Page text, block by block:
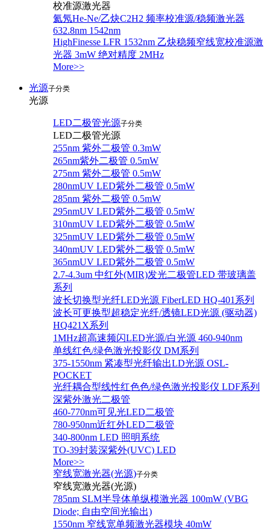
校准源激光器
氦氖He-Ne/乙炔C2H2 频率校准源/稳频激光器
632.8nm 1542nm
HighFinesse LFR 1532nm 乙炔稳频窄线宽校准源激
光器 3mW 绝对精度 2MHz
More>>
光源子分类
光源
LED二极管光源子分类
LED二极管光源
255nm 紫外二极管 0.3mW
265nm紫外二极管 0.5mW
275nm 紫外二极管 0.5mW
280nmUV LED紫外二极管 0.5mW
285nm 紫外二极管 0.5mW
295nmUV LED紫外二极管 0.5mW
310nmUV LED紫外二极管 0.5mW
325nmUV LED紫外二极管 0.5mW
340nmUV LED紫外二极管 0.5mW
365nmUV LED紫外二极管 0.5mW
2.7-4.3um 中红外(MIR)发光二极管LED 带玻璃盖
系列
波长切换型光纤LED光源 FiberLED HQ-401系列
波长可更换型超稳定光纤/透镜LED光源 (驱动器)
HQ421X系列
1MHz超高速频闪LED光源/白光源 460-940nm
单线红色/绿色激光投影仪 DM系列
375-1550nm 紧凑型光纤输出LD光源 OSL-
POCKET
光纤耦合型线性红色色/绿色激光投影仪 LDF系列
深紫外激光二极管
460-770nm可见光LED二极管
780-950nm近红外LED二极管
340-800nm LED 照明系统
TO-39封装深紫外(UVC) LED
More>>
窄线宽激光器(光源)子分类
窄线宽激光器(光源)
785nm SLM半导体单纵模激光器 100mW (VBG
Diode; 自由空间光输出)
1550nm 窄线宽单频激光器模块 40mW